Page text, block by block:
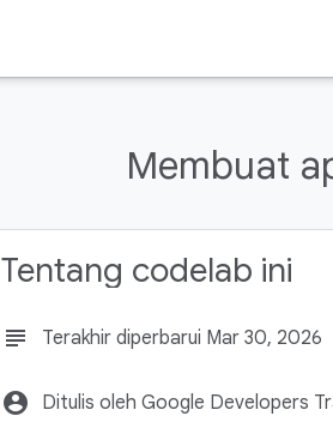
Membuat
Tentang codelab ini
subject Terakhir diperbarui Mar 30, 2026
account_circle Ditulis oleh Google Developers